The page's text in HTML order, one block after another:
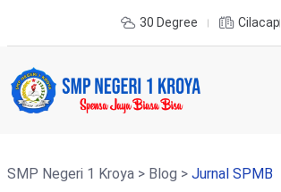
30 Degree Cilacap
SMP Negeri 1 Kroya> Blog > Jurnal SPMB